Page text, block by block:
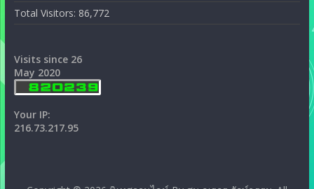
Total Visitors: 86,772
Visits since 26
May 2020
Your IP:
216.73.217.95